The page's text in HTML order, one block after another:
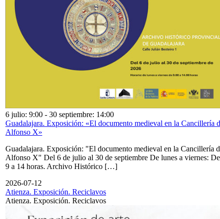
6 julio: 9:00 - 30 septiembre: 14:00
Guadalajara. Exposición: «El documento medieval en la Cancillería
Alfonso X»
Guadalajara. Exposición: "El documento medieval en la Cancillería
Alfonso X" Del 6 de julio al 30 de septiembre De lunes a viernes: De
9 a 14 horas. Archivo Histórico […]
2026-07-12
Atienza. Exposición. Reciclavos
Atienza. Exposición. Reciclavos